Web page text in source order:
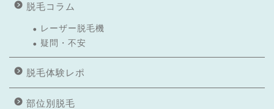
脱毛コラム
レーザー脱毛機
疑問・不安
脱毛体験レポ
部位別脱毛